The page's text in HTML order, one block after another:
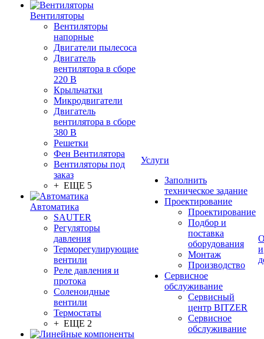
Вентиляторы
Вентиляторы
напорные
Двигатели пылесоса
Двигатель
вентилятора в сборе
220 В
Крыльчатки
Микродвигатели
Двигатель
вентилятора в сборе
380 В
Решетки
Фен Вентилятора
Вентиляторы под
заказ
+ ЕЩЕ 5
Автоматика
SAUTER
Регуляторы
давления
Терморегулирующие
вентили
Реле давления и
протока
Соленоидные
вентили
Термостаты
+ ЕЩЕ 2
Услуги
Заполнить
техническое задание
Проектирование
Проектирование
Подбор и
поставка
оборудования
Монтаж
Производство
Сервисное
обслуживание
Сервисный
центр BITZER
Сервисное
обслуживание
и